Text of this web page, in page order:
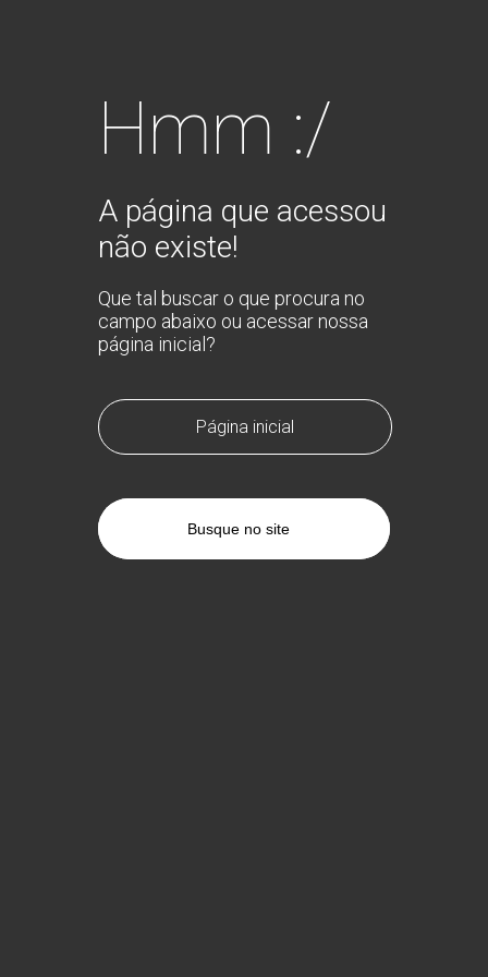
Hmm :/
A página que acessou
não existe!
Que tal buscar o que procura no
campo abaixo ou acessar nossa
página inicial?
Página inicial